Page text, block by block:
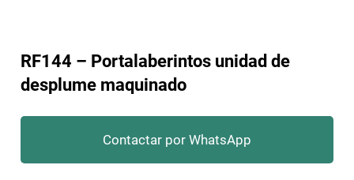
RF144 – Portalaberintos unidad de
desplume maquinado
Contactar por WhatsApp